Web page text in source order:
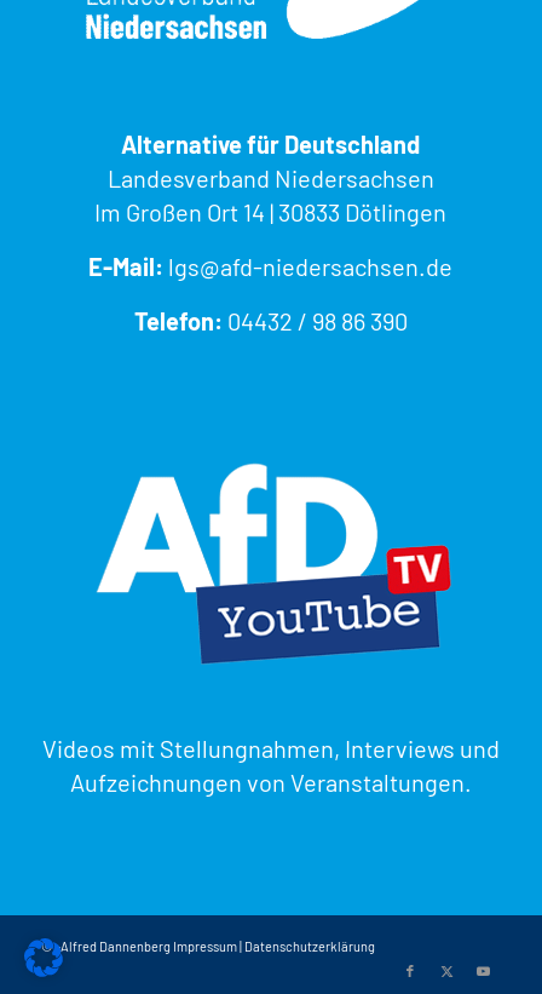
Alternative für Deutschland
Landesverband Niedersachsen
Im Großen Ort 14 | 30833 Dötlingen
E-Mail: lgs@afd-niedersachsen.de
Telefon: 04432 / 98 86 390
Videos mit Stellungnahmen, Interviews und
Aufzeichnungen von Veranstaltungen.
© -Alfred Dannenberg Impressum| Datenschutzerklärung